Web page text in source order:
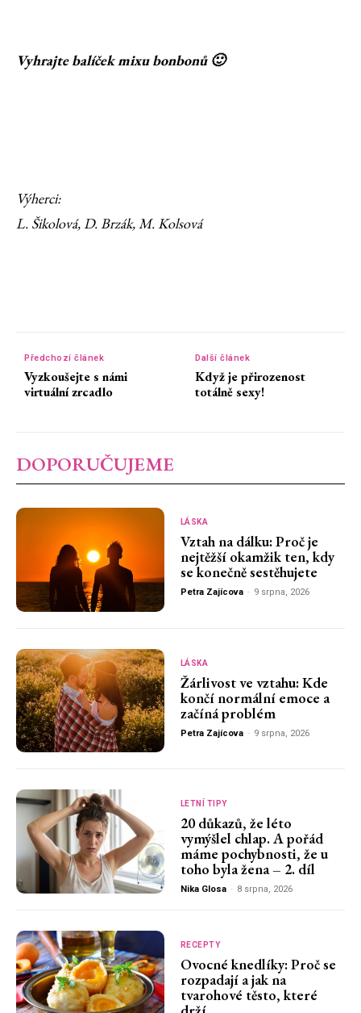
Vyhrajte balíček mixu bonbonů 🙂
Výherci:
L. Šikolová, D. Brzák, M. Kolsová
Předchozí článek
Vyzkoušejte s námi
virtuální zrcadlo
Další článek
Když je přirozenost
totálně sexy!
DOPORUČUJEME
LÁSKA
Vztah na dálku: Proč je
nejtěžší okamžik ten, kdy
se konečně sestěhujete
Petra Zajícova - 9 srpna, 2026
LÁSKA
Žárlivost ve vztahu: Kde
končí normální emoce a
začíná problém
Petra Zajícova - 9 srpna, 2026
LETNÍ TIPY
20 důkazů, že léto
vymýšlel chlap. A pořád
máme pochybnosti, že u
toho byla žena – 2. díl
Nika Glosa - 8 srpna, 2026
RECEPTY
Ovocné knedlíky: Proč se
rozpadají a jak na
tvarohové těsto, které